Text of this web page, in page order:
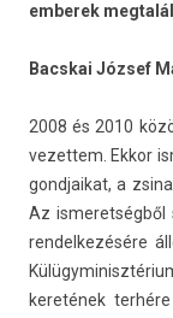
em­berek
Bacskai József
2008 és 2010
vezet­tem. Ekkor
gondjaikat, a
Az is­meret­ségből
re­ndel­kezésére
keretének